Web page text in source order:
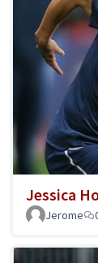
Jessica
Jerome